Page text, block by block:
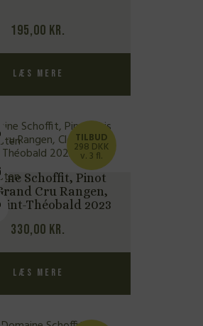
195,00 kr.
Læs mere
Schoffit, Pinot
Cru Rangen,
Théobald 2023
330,00 kr.
TILBUD
298 DKK
v. 3 fl.
Læs mere